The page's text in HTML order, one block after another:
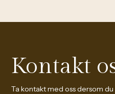
Kontakt
Ta kontakt med oss dersom du